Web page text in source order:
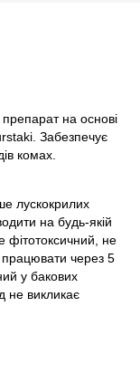
препарат на основі
Забезпечує
комах.
лускокрилих
на будь-якій
фітотоксичний, не
працювати через 5
у бакових
не викликає